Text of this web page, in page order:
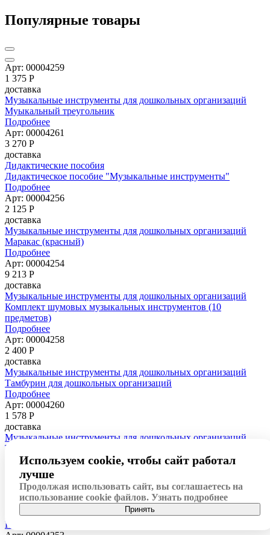
Популярные товары
Арт: 00004259
1 375 Р
доставка
Музыкальные инструменты для дошкольных организаций
Муыкальный треугольник
Подробнее
Арт: 00004261
3 270 Р
доставка
Дидактические пособия
Дидактическое пособие "Музыкальные инструменты"
Подробнее
Арт: 00004256
2 125 Р
доставка
Музыкальные инструменты для дошкольных организаций
Маракас (красный)
Подробнее
Арт: 00004254
9 213 Р
доставка
Музыкальные инструменты для дошкольных организаций
Комплект шумовых музыкальных инструментов (10
предметов)
Подробнее
Арт: 00004258
2 400 Р
доставка
Музыкальные инструменты для дошкольных организаций
Тамбурин для дошкольных организаций
Подробнее
Арт: 00004260
1 578 Р
доставка
Музыкальные инструменты для дошкольных организаций
Трещотки для дошкольных организаций
Подробнее
11 025 Р
доставка
Музыкальные инструменты для дошкольных организаций
Детский металлофон
Подробнее
Используем cookie, чтобы сайт работал
лучше
Продолжая использовать сайт, вы соглашаетесь на
использование cookie файлов. Узнать подробнее
Принять